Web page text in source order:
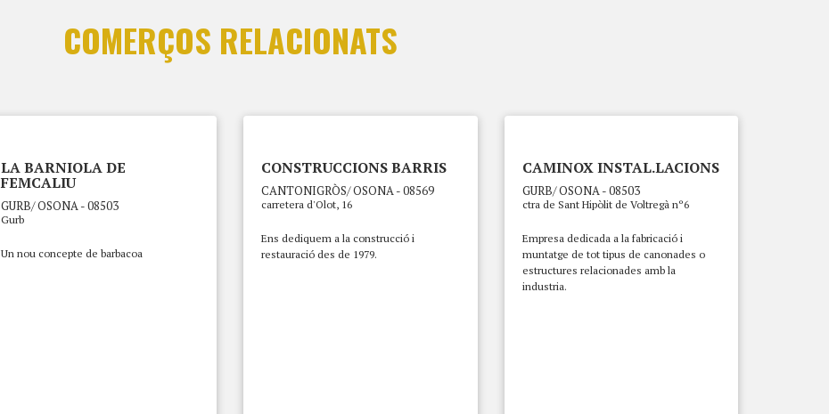
COMERÇOS RELACIONATS
LA BARNIOLA DE
FEMCALIU
GURB/ OSONA - 08503
Gurb
Un nou concepte de barbacoa
CONSTRUCCIONS BARRIS
CANTONIGRÒS/ OSONA - 08569
carretera d'Olot, 16
Ens dediquem a la construcció i
restauració des de 1979.
CAMINOX INSTAL.LACIONS
GURB/ OSONA - 08503
ctra de Sant Hipòlit de Voltregà nº6
Empresa dedicada a la fabricació i
muntatge de tot tipus de canonades o
estructures relacionades amb la
industria.